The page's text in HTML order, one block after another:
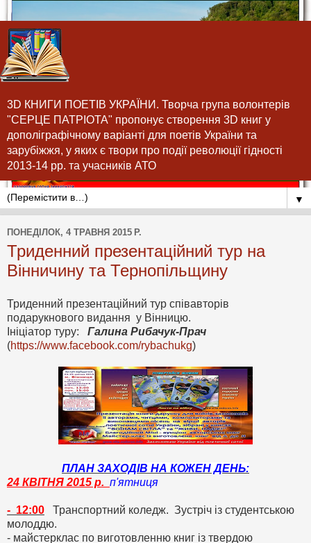
3D КНИГИ ПОЕТІВ УКРАЇНИ. Творча група волонтерів
"СЕРЦЕ ПАТРІОТА" пропонує створення 3D книг у
дополіграфічному варіанті для поетів України та
зарубіжжя, у яких є твори про події революції гідності
2013-14 рр. та учасників АТО
▼
ПОНЕДІЛОК, 4 ТРАВНЯ 2015 Р.
Триденний презентаційний тур на
Вінничину та Тернопільщину
Триденний презентаційний тур співавторів
подарукнового видання у Вінницю.
Ініціатор туру: Галина Рибачук-Прач
(https://www.facebook.com/rybachukg)
ПЛАН ЗАХОДІВ НА КОЖЕН ДЕНЬ:
24 КВІТНЯ 2015 р. п'ятниця
- 12:00 Транспортний коледж. Зустріч із студентською
молоддю.
- майстерклас по виготовленню книг із твердою